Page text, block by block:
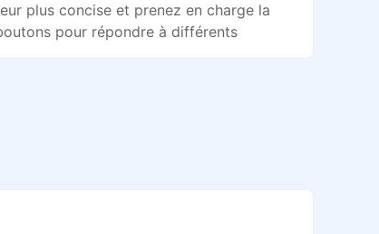
plus concise et prenez en charge la
pour répondre à différents